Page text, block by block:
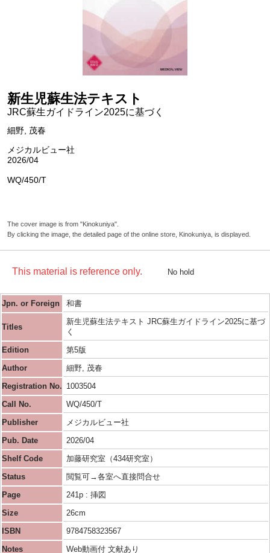
新生児蘇生法テキスト
JRC蘇生ガイドライン2025に基づく
細野, 茂春
メジカルビュー社
2026/04
WQ/450/T
The cover image is from "Kinokuniya".
By clicking the image, the detailed page of the online store, Kinokuniya, is displayed.
This material is reference only. No hold
Jpn. or Foreign 和書
Titles
新生児蘇生法テキスト JRC蘇生ガイドライン2025に基づ
く
Edition
第5版
Author
細野, 茂春
Registration No. 1003504
Call No.
WQ/450/T
Publisher
メジカルビュー社
Pub. Date
2026/04
Shelf Code
加藤研究室（434研究室）
Status
閲覧可→各室へ直接問合せ
Page
241p : 挿図
Size
26cm
ISBN
9784758323567
Notes
Web動画付 文献あり